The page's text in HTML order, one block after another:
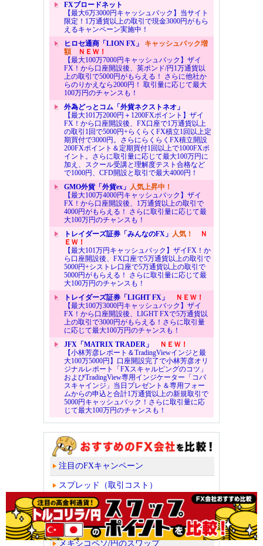
FXブロードネット
【最大6万3000円キャッシュバック】当サイト
限定！1万通貨以上の取引で現金3000円がもら
えるキャンペーン実施中！
ヒロセ通商「LION FX」 キャッシュバック増
額ＮＥＷ！
【最大100万7000円キャッシュバック】ザイ
FX！から口座開設後、英ポンド/円1万通貨以
上の取引で5000円がもらえる！ さらに他社か
らのりかえなら2000円！ 取引量に応じて最大
100万円のチャンスも！
外為どっとコム「外貨ネクストネオ」
【最大101万2000円＋1200FXポイント】ザイ
FX！から口座開設後、FX口座で1万通貨以上
の取引1回で5000円+らくらくFX積立1回以上定
期買付で3000円。さらにらくらくFX積立開設
200FXポイント＆定期買付1回以上で1000FXポ
イント。さらに取引量に応じて最大100万円に
加え、スクール受講と理解度テスト合格など
で1000円、CFD開設と取引で最大4000円！
GMO外貨「外貨ex」 人気上昇中！
【最大100万4000円キャッシュバック】ザイ
FX！から口座開設後、1万通貨以上の取引で
4000円がもらえる！ さらに取引量に応じて最
大100万円のチャンスも！
トレイダーズ証券「みんなのFX」 人気！
Ｎ
ＥＷ！
【最大101万円キャッシュバック】ザイFX！か
ら口座開設後、FX口座で5万通貨以上の取引で
5000円+シストレ口座で5万通貨以上の取引で
5000円がもらえる！ さらに取引量に応じて最
大100万円のチャンスも！
トレイダーズ証券「LIGHT FX」
ＮＥＷ！
【最大100万3000円キャッシュバック】ザイ
FX！から口座開設後、LIGHT FXで5万通貨以
上の取引で3000円がもらえる！さらに取引量
に応じて最大100万円のチャンスも！
JFX「MATRIX TRADER」
ＮＥＷ！
【小林芳彦レポート＆TradingViewインジと最
大100万5000円】口座開設完了で小林芳彦オリ
ジナルレポート「FXスキャルピングのコツ」
およびTradingView専用インジケーター「コバ
スキャインジ」当日プレゼント＆専用フォー
ムからの申込と合計1万通貨以上の新規取引で
5000円キャッシュバック！さらに取引量に応
じて最大100万円のチャンスも！
注目のFXキャンペーン
スプレッド（取引コスト）
スワップポイント
トルコリラ/円のスワップ
メキシコペソ/円のスワップ